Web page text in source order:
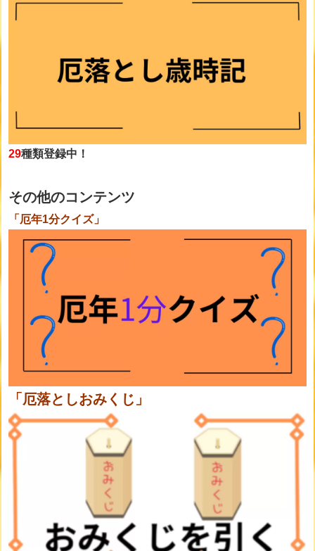
29種類登録中！
その他のコンテンツ
「厄年1分クイズ」
「厄落としおみくじ」